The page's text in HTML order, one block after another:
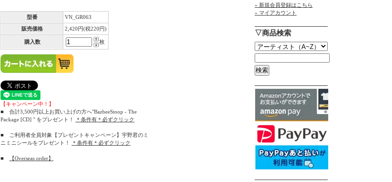
型番
VN_GR063
販売価格
2,420円(税220円)
購入数 枚
【キャンペーン中！】
■ 合計3,500円以上お買い上げの方へ"BazbeeStoop - The
Package [CD] " をプレゼント！
＊条件有＊必ずクリック
■ ご利用者全員対象【プレゼントキャンペーン】宇野君のミ
ニミニシールをプレゼント！
＊条件有＊必ずクリック
■ 【Overseas order】
» 新規会員登録はこちら
» マイアカウント
▽商品検索